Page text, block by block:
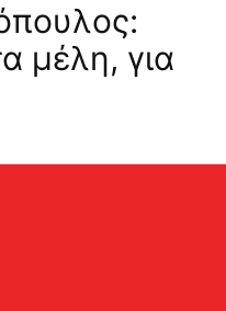
μέλη, για